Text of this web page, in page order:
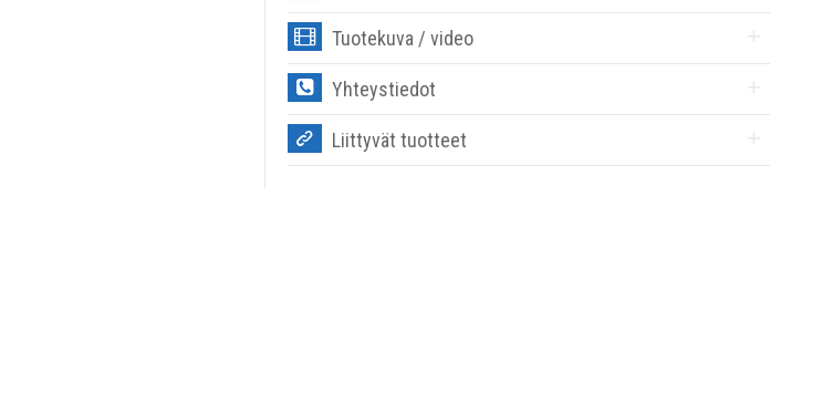
Tuotekuva / video
Yhteystiedot
Liittyvät tuotteet